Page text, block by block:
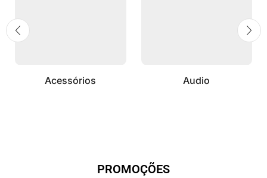
Acessórios Audio
PROMOÇÕES